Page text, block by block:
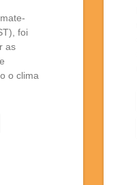
foi
as
o clima